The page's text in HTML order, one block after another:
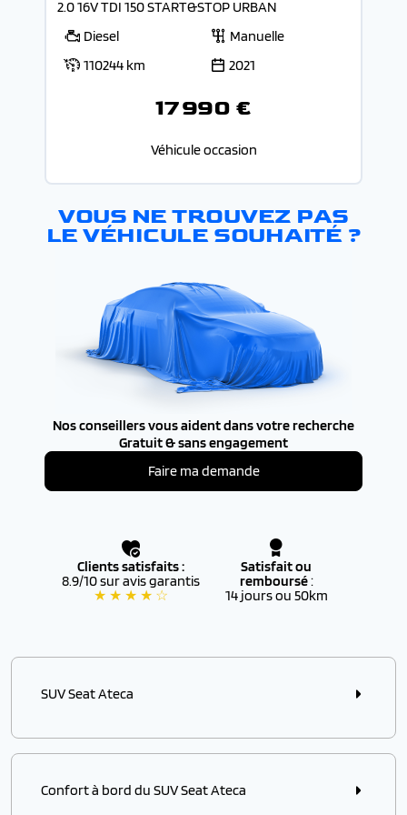
2.0 16V TDI 150 START&STOP URBAN
Diesel
Manuelle
110244 km
2021
17 990 €
Véhicule occasion
VOUS NE TROUVEZ PAS
LE VÉHICULE SOUHAITÉ ?
Nos conseillers vous aident dans votre recherche
Gratuit & sans engagement
Faire ma demande
Clients satisfaits :
8.9/10 sur avis garantis
★ ★ ★ ★ ☆
Satisfait ou
remboursé:
14 jours ou 50km
SUV Seat Ateca
classique, et moderne. Il est personnalisable de
et des jantes 16 à 19 pouces, jusqu’à l’intérieur avec 6
Confort à bord du SUV Seat Ateca